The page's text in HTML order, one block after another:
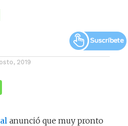
2019
anunció que muy pronto